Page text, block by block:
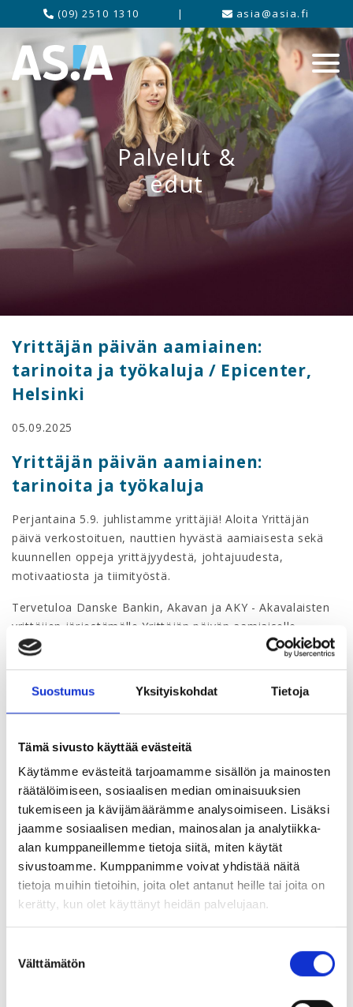
Suostumus Yksityiskohdat Tietoja
Tämä sivusto käyttää evästeitä
Käytämme evästeitä tarjoamamme sisällön ja mainosten
räätälöimiseen, sosiaalisen median ominaisuuksien
tukemiseen ja kävijämäärämme analysoimiseen. Lisäksi
jaamme sosiaalisen median, mainosalan ja analytiikka-
alan kumppaneillemme tietoja siitä, miten käytät
sivustoamme. Kumppanimme voivat yhdistää näitä
tietoja muihin tietoihin, joita olet antanut heille tai joita on
kerätty, kun olet käyttänyt heidän palvelujaan.
valinta
Välttämätön
(09) 2510 1310 | asia@asia.fi
Palvelut &
edut
Yrittäjän päivän aamiainen:
tarinoita ja työkaluja / Epicenter,
Helsinki
05.09.2025
Yrittäjän päivän aamiainen:
tarinoita ja työkaluja
Perjantaina 5.9. juhlistamme yrittäjiä! Aloita Yrittäjän
päivä verkostoituen, nauttien hyvästä aamiaisesta sekä
kuunnellen oppeja yrittäjyydestä, johtajuudesta,
motivaatiosta ja tiimityöstä.
Tervetuloa Danske Bankin, Akavan ja AKY - Akavalaisten
yrittäjien järjestämälle Yrittäjän päivän aamiaiselle
perjantaina 5.9.2025 klo 8.15-11.00
Epicenterin Lounge-
Tilaisuudessa lavalle nousevat rohkea siivousalan yrittäjä
Saana Tyni sekä erikoisjoukkojen veteraani ja
tarinat antavat oivalluksia ja inspiraatiota kaikille yrittäjille
alasta riippumatta. Tilaisuudessa lanseerataan myös
uudet edut yritysten pankkipalveluihin Danske Bankissa,
jotka ovat tarjolla vain akavalaisille yrittäjille.
Ohjelma
8.15 Ovet auki, aamiainen tarjolla
9.00–9.15 Tervetulosanat ja kumppanuusetujen
9.15–9.55 Rohkeasti eteenpäin – kasvun johtaminen
9.55–10.35 Oppeja yrittäjyyteen äärirajoilta | Janne